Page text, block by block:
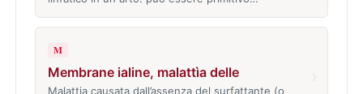
M
Membrane ialine, malattìa delle
Malattia causata dall’assenza del surfattante (o